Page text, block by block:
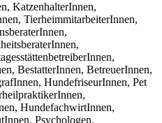
KatzenhalterInnen,
TierheimmitarbeiterInnen,
BestatterInnen, BetreuerInnen,
HundefriseurInnen, Pet
HundefachwirtInnen,
Psychologen,